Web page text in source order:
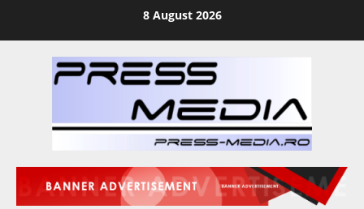
8 August 2026